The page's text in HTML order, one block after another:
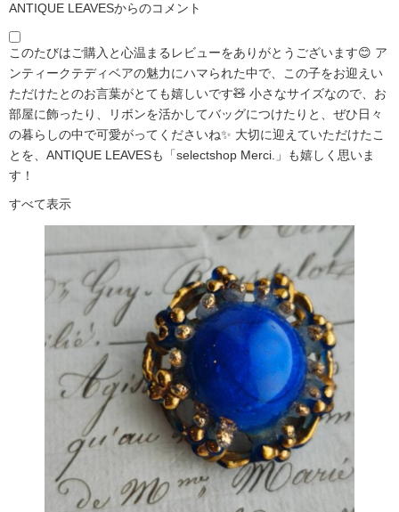
ANTIQUE LEAVESからのコメント
このたびはご購入と心温まるレビューをありがとうございます😊 ア
ンティークテディベアの魅力にハマられた中で、この子をお迎えい
ただけたとのお言葉がとても嬉しいです🧸 小さなサイズなので、お
部屋に飾ったり、リボンを活かしてバッグにつけたりと、ぜひ日々
の暮らしの中で可愛がってくださいね✨ 大切に迎えていただけたこ
とを、ANTIQUE LEAVESも「selectshop Merci.」も嬉しく思いま
す！
すべて表示